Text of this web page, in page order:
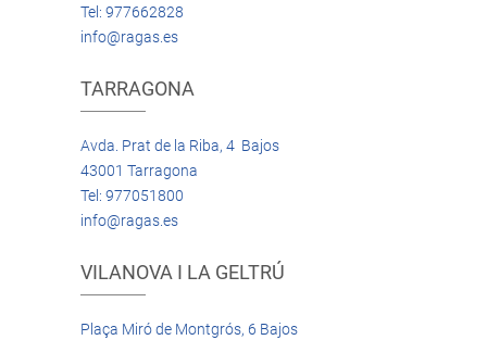
Tel: 977662828
info@ragas.es
TARRAGONA
Avda. Prat de la Riba, 4 Bajos
43001 Tarragona
Tel: 977051800
info@ragas.es
VILANOVA I LA GELTRÚ
Plaça Miró de Montgrós, 6 Bajos